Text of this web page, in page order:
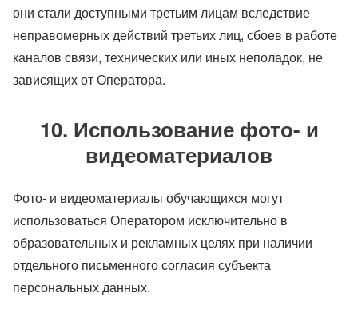
они стали доступными третьим лицам вследствие
неправомерных действий третьих лиц, сбоев в работе
каналов связи, технических или иных неполадок, не
зависящих от Оператора.
10. Использование фото- и
видеоматериалов
Фото- и видеоматериалы обучающихся могут
использоваться Оператором исключительно в
образовательных и рекламных целях при наличии
отдельного письменного согласия субъекта
персональных данных.